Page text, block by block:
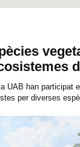
UAB han participat
per diverses